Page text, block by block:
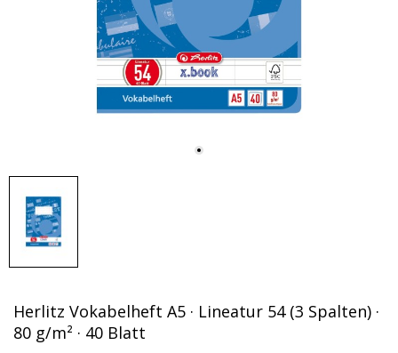
Herlitz Vokabelheft A5 · Lineatur 54 (3 Spalten) ·
80 g/m² · 40 Blatt